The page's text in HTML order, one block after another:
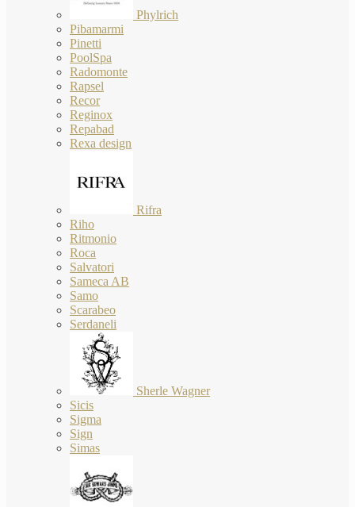
Phylrich
Pibamarmi
Pinetti
PoolSpa
Radomonte
Rapsel
Recor
Reginox
Repabad
Rexa design
Rifra
Riho
Ritmonio
Roca
Salvatori
Sameca AB
Samo
Scarabeo
Serdaneli
Sherle Wagner
Sicis
Sigma
Sign
Simas